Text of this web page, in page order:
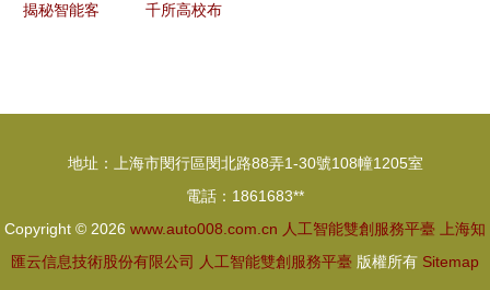
揭秘智能客
千所高校布
養與雙創服
務平臺建設
地址：上海市閔行區閔北路88弄1-30號108幢1205室
電話：1861683**
Copyright © 2026 www.auto008.com.cn 人工智能雙創服務平臺
上海知
匯云信息技術股份有限公司
人工智能雙創服務平臺 版權所有 Sitemap